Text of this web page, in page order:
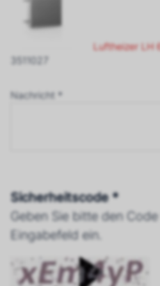
Luftheizer LH
3511027
Nachricht *
Sicherheitscode *
Geben Sie bitte den
Eingabefeld ein.